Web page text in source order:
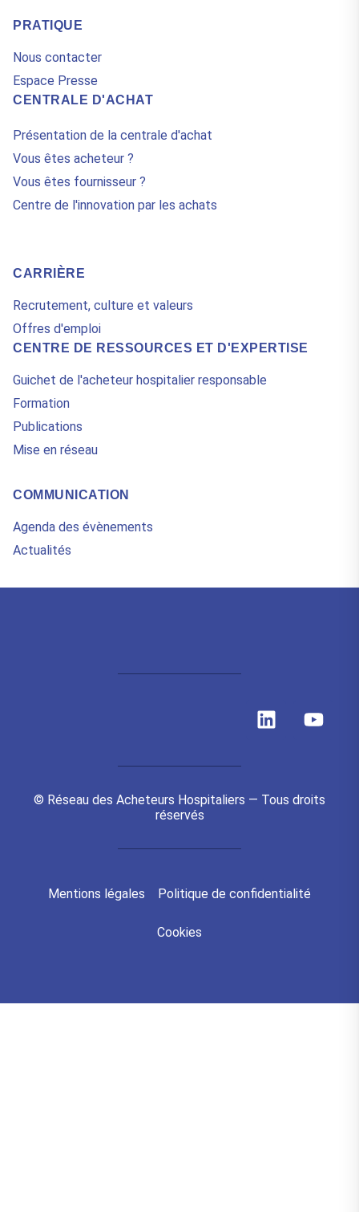
PRATIQUE
Nous contacter
Espace Presse
CENTRALE D'ACHAT
Présentation de la centrale d'achat
Vous êtes acheteur ?
Vous êtes fournisseur ?
Centre de l'innovation par les achats
CARRIÈRE
Recrutement, culture et valeurs
Offres d'emploi
CENTRE DE RESSOURCES ET D'EXPERTISE
Guichet de l'acheteur hospitalier responsable
Formation
Publications
Mise en réseau
COMMUNICATION
Agenda des évènements
Actualités
L
i
e
d
Y
o
u
b
© Réseau des Acheteurs Hospitaliers — Tous droits
réservés
Mentions légales Politique de confidentialité
Cookies